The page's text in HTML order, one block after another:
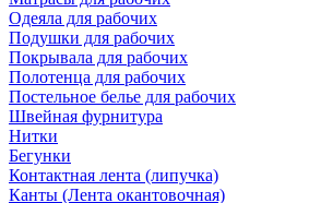
Одеяла для рабочих
Подушки для рабочих
Покрывала для рабочих
Полотенца для рабочих
Постельное белье для рабочих
Швейная фурнитура
Нитки
Бегунки
Контактная лента (липучка)
Канты (Лента окантовочная)